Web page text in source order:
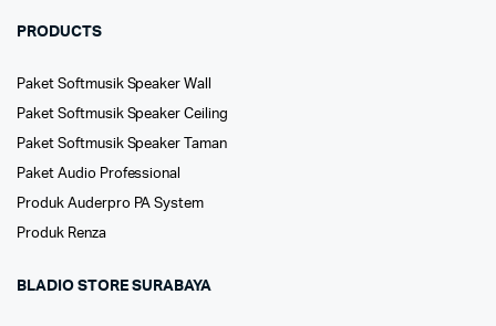
PRODUCTS
Paket Softmusik Speaker Wall
Paket Softmusik Speaker Ceiling
Paket Softmusik Speaker Taman
Paket Audio Professional
Produk Auderpro PA System
Produk Renza
BLADIO STORE SURABAYA